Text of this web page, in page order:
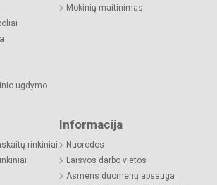
ugdymo
Mokinių maitinimas
rinkiniai
Informacija
Nuorodos
Laisvos darbo vietos
Asmens duomenų apsauga